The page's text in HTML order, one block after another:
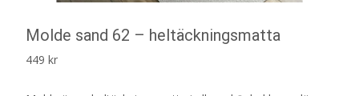
Molde sand 62 – heltäckningsmatta
449 kr